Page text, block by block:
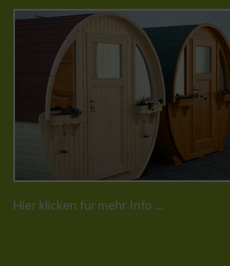
Hier klicken für mehr Info ...